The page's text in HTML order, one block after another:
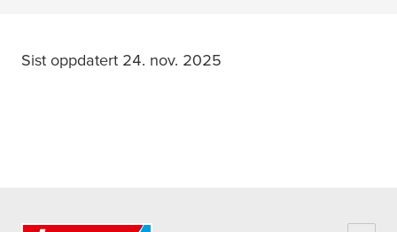
Sist oppdatert 24. nov. 2025